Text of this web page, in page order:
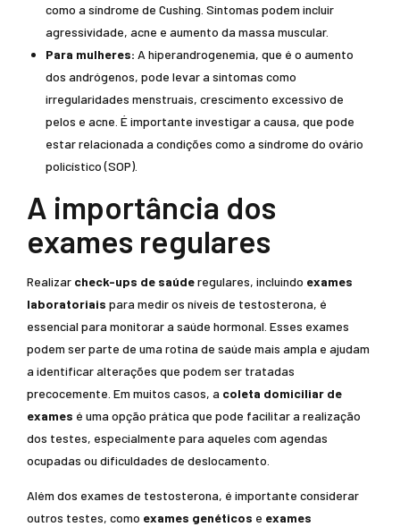
como a síndrome de Cushing. Sintomas podem incluir
agressividade, acne e aumento da massa muscular.
Para mulheres: A hiperandrogenemia, que é o aumento
dos andrógenos, pode levar a sintomas como
irregularidades menstruais, crescimento excessivo de
pelos e acne. É importante investigar a causa, que pode
estar relacionada a condições como a síndrome do ovário
policístico (SOP).
A importância dos
exames regulares
Realizar check-ups de saúderegulares, incluindo exames
laboratoriais para medir os níveis de testosterona, é
essencial para monitorar a saúde hormonal. Esses exames
podem ser parte de uma rotina de saúde mais ampla e ajudam
a identificar alterações que podem ser tratadas
precocemente. Em muitos casos, a coleta domiciliar de
exames é uma opção prática que pode facilitar a realização
dos testes, especialmente para aqueles com agendas
ocupadas ou dificuldades de deslocamento.
Além dos exames de testosterona, é importante considerar
outros testes, como exames genéticos e exames